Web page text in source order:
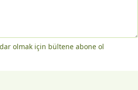
olmak için bültene abone ol